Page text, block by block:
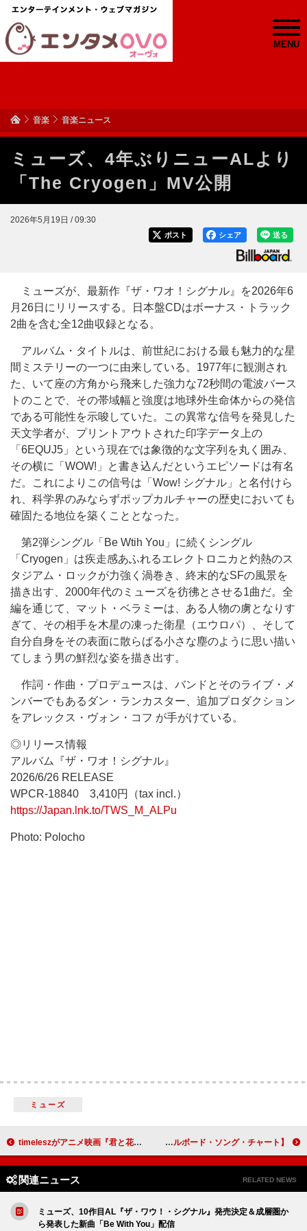
MENU
音楽 音楽ニュース
ミューズ、4年ぶりニューALより
「The Cryogen」MV公開
2026年5月19日 / 09:30
送る
シェア
ポスト
ミューズが、最新作『ザ・ワオ！シグナル』を2026年6
月26日にリリースする。日本盤CDはボーナス・トラック
2曲を含む全12曲収録となる。
アルバム・タイトルは、前世紀における最も魅力的な星
間ミステリーの一つに由来している。1977年に観測され
た、いて座の方角から飛来した強力な72秒間の電波バース
トのことで、その帯域幅と強度は地球外生命体からの発信
である可能性を示唆していた。この異常な信号を発見した
天文学者が、プリントアウトされた印字データ上の
「6EQUJ5」という現在では象徴的な文字列を丸く囲み、
その横に「WOW!」と書き込んだというエピソードは有名
だ。これによりこの信号は「Wow! シグナル」と名付けら
れ、科学界のみならずポップカルチャーの歴史においても
確固たる地位を築くこととなった。
第2弾シングル「Be Wtih You」に続くシングル
「Cryogen」は疾走感あふれるエレクトロニカと灼熱のス
タジアム・ロックが力強く渦巻き、終末的なSFの風景を
描き出す、2000年代のミューズを彷彿とさせる1曲だ。全
編を通じて、マット・ベラミーは、ある人物の虜となりす
ぎて、その相手を木星の凍った衛星（エウロパ）、そして
自分自身をその表面に散らばる小さな塵のように思い描い
てしまう男の鮮烈な姿を描き出す。
作詞・作曲・プロデュースは、バンドとそのライブ・メ
ンバーでもあるダン・ランカスター、追加プロダクション
をアレックス・ヴォン・コフ が手がけている。
◎リリース情報
アルバム『ザ・ワオ！シグナル』
2026/6/26 RELEASE
WPCR-18840 3,410円（tax incl.）
https://Japan.lnk.to/TWS_M_ALPu
Photo: Polocho
ミューズ
timeleszがアニメ映画『君と花火と約束と』主題歌、主演・佐藤勝利が“自信を持って届ける”楽曲入り予告解禁 【米ビルボード・ソング・チャート】エラ・ラングレー通算10週目1位、ブルーノ・マーズ／オリヴィア・ディーンが新記録
関連ニュース RELATED NEWS
ミューズ、10作目AL『ザ・ワウ！・シグナル』発売決定＆成層圏か
ら発表した新曲「Be With You」配信